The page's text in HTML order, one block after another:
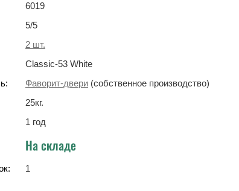
6019
5/5
2 шт.
Classic-53 White
Фаворит-двери (собственное производство)
25кг.
1 год
На складе
1